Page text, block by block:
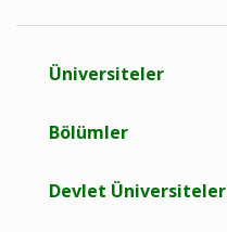
Üniversiteler
Bölümler
Devlet